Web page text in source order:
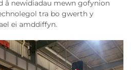
â newidiadau mewn gofynion
tra bo gwerth y
ei amddiffyn.